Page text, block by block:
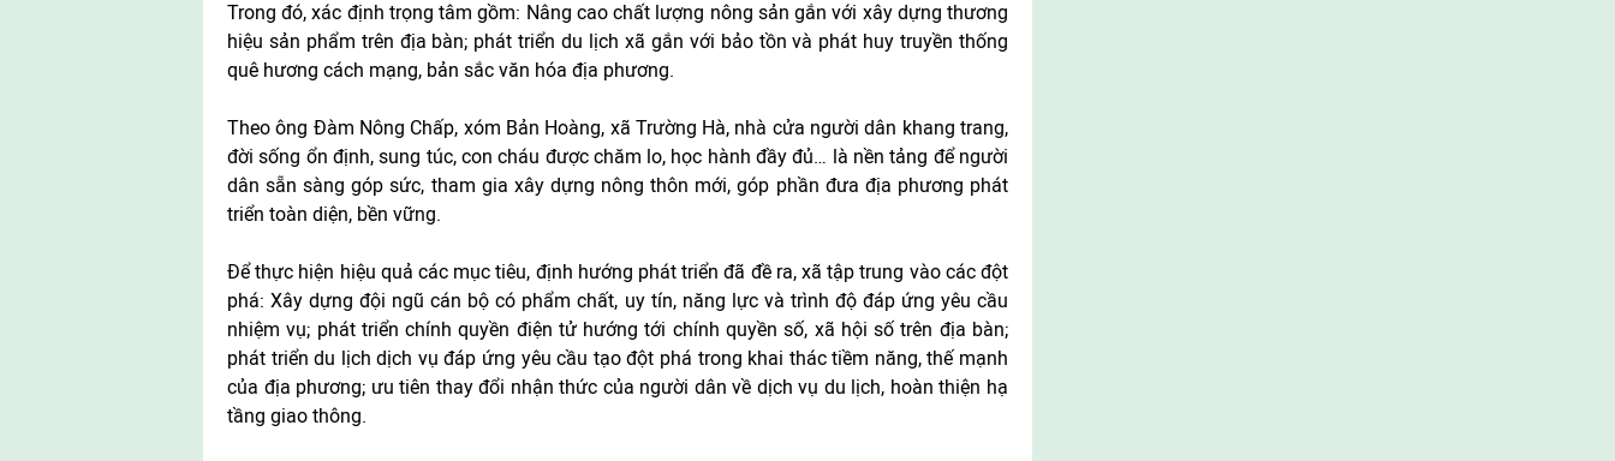
Trong đó, xác định trọng tâm gồm: Nâng cao chất lượng nông sản gắn với xây dựng thương
hiệu sản phẩm trên địa bàn; phát triển du lịch xã gắn với bảo tồn và phát huy truyền thống
quê hương cách mạng, bản sắc văn hóa địa phương.
Theo ông Đàm Nông Chấp, xóm Bản Hoàng, xã Trường Hà, nhà cửa người dân khang trang,
đời sống ổn định, sung túc, con cháu được chăm lo, học hành đầy đủ… là nền tảng để người
dân sẵn sàng góp sức, tham gia xây dựng nông thôn mới, góp phần đưa địa phương phát
triển toàn diện, bền vững.
Để thực hiện hiệu quả các mục tiêu, định hướng phát triển đã đề ra, xã tập trung vào các đột
phá: Xây dựng đội ngũ cán bộ có phẩm chất, uy tín, năng lực và trình độ đáp ứng yêu cầu
nhiệm vụ; phát triển chính quyền điện tử hướng tới chính quyền số, xã hội số trên địa bàn;
phát triển du lịch dịch vụ đáp ứng yêu cầu tạo đột phá trong khai thác tiềm năng, thế mạnh
của địa phương; ưu tiên thay đổi nhận thức của người dân về dịch vụ du lịch, hoàn thiện hạ
tầng giao thông.